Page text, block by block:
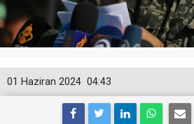
04:43
01 Haziran 2024